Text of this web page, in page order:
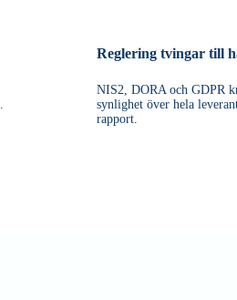
Reglering tvingar till
NIS2, DORA och GDPR
synlighet över hela
rapport.